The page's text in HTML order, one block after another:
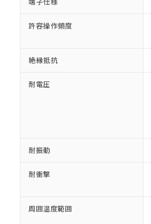
許容操作頻度
絶縁抵抗
耐電圧
耐振動
耐衝撃
周囲温度範囲